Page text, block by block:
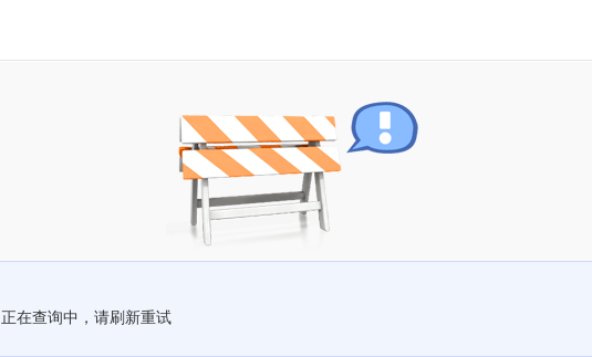
正在查询中，请刷新重试